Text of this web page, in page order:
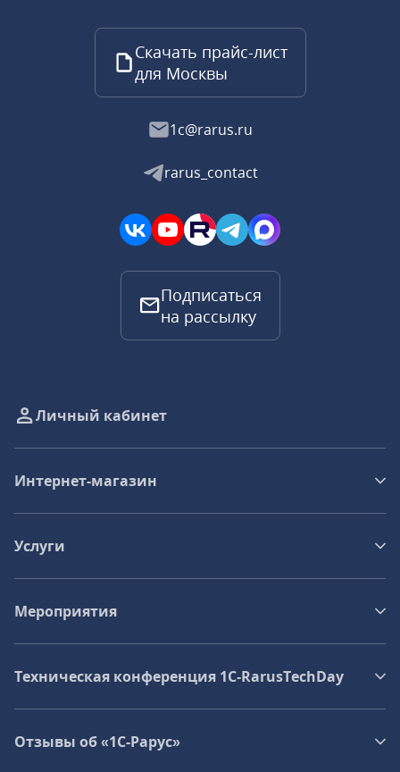
Скачать прайс-лист
для Москвы
1c@rarus.ru
rarus_contact
Подписаться
на рассылку
Личный кабинет
Интернет-магазин
Услуги
Мероприятия
Техническая конференция 1C‑RarusTechDay
Отзывы об «1С-Рарус»